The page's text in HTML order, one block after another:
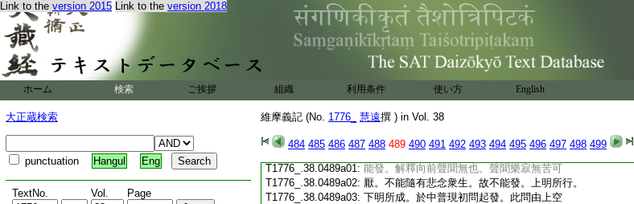
Link to the version 2015 Link to the version 2018
ホーム 検索 ご挨拶 組織 利用条件 使い方 English
大正蔵検索
punctuation Hangul Eng
TextNo. Vol. Page
維摩義記 (No. 1776_ 慧遠撰 ) in Vol. 38
484 485 486 487 488 489 490 491 492 493 494 495 496 497 498 499
T1776_.38.0488c19:昭曯。不爲五塵之所資益。名於五欲不能復
T1776_.38.0488c20: 利。下合顯法。如是聲聞諸結斷者。合根敗士。
T1776_.38.0488c21:於佛法中合於五欲。無所復益永不志願。合
T1776_.38.0488c22:
不復利。第三結中。言是故者是塵勞疇爲如
來種。五無間罪生佛法故。凡於佛法有其反
T1776_.38.0488c24:復。造惡違背還能趣求名有反復。是前我等
T1776_.38.0488c25:不復堪任發菩提心。聲聞結斷於佛法中無所
T1776_.38.0488c26:益故聲聞無也。第四釋中。所以者何徴前起
T1776_.38.0488c27:後。何以凡夫偏有反復聲聞獨無。下對釋之。
T1776_.38.0488c28:凡聞佛法起無上心不斷三寶。釋前凡夫有
T1776_.38.0489a01: 能發。解釋向前聲聞無也。聲聞樂寂無苦可
T1776_.38.0489a02: 厭。不能隨有悲念衆生。故不能發。上明所行。
T1776_.38.0489a03: 下明所成。於中普現初問起發。此問由上空